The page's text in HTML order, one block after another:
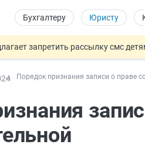
Бухгалтеру Юристу
запретить рассылку смс
использование персональных
единые критерии
Порядок признания записи о праве